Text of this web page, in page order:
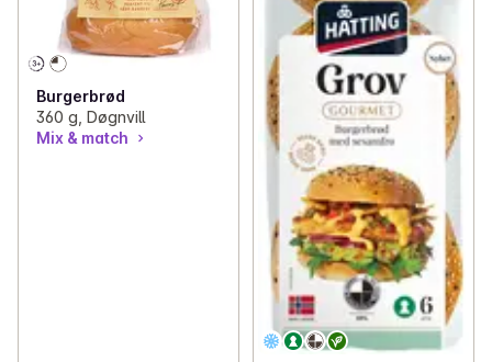
Burgerbrød
360 g, Døgnvill
Mix & match